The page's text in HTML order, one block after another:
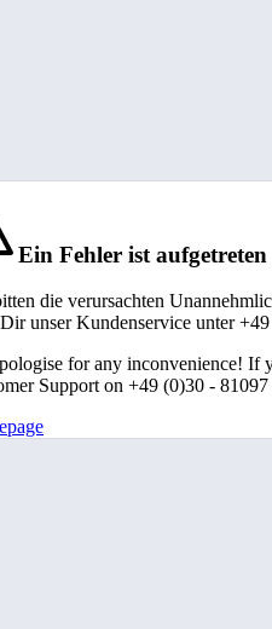
Ein Fehler ist
die verursachten
unser Kundenservice unter
for any inconvenience! If
Support on +49 (0)30 - 81097